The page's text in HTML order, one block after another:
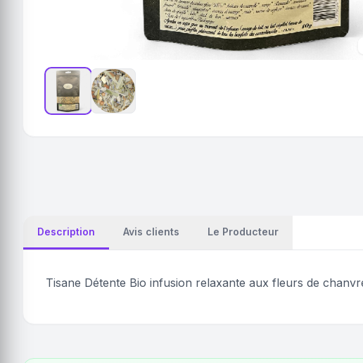
Description Avis clients Le Producteur
Tisane Détente Bio infusion relaxante aux fleurs de